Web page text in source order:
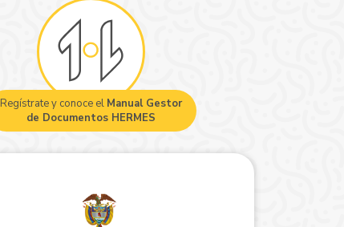
Regístrate y conoce el Manual Gestor
de Documentos HERMES